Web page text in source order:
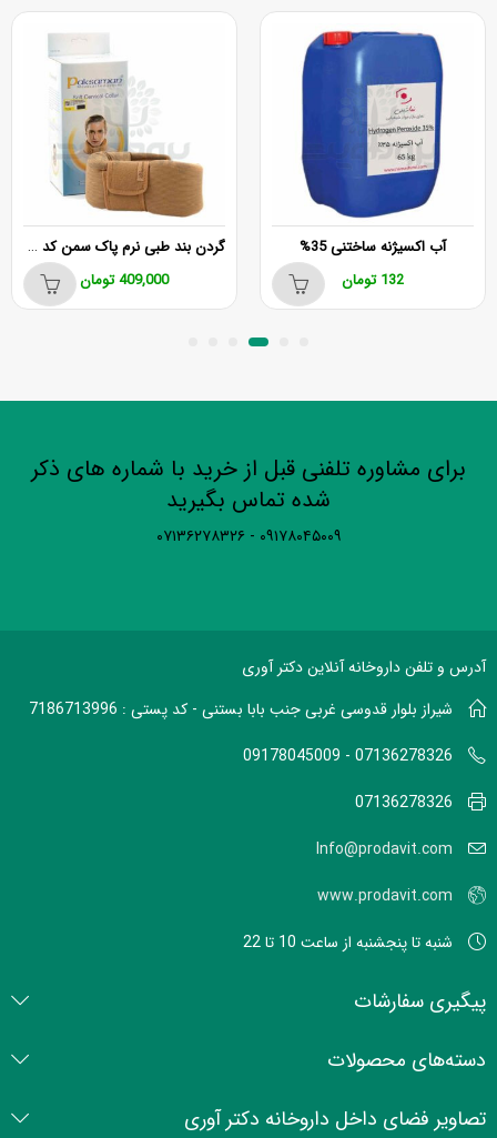
آب اکسیژنه ساختنی 35%
132 تومان
گردن بند طبی نرم پاک سمن کد 040
409,000تومان
برای مشاوره تلفنی قبل از خرید با شماره های ذکر
شده تماس بگیرید
۰۹۱۷۸۰۴۵۰۰۹ - ۰۷۱۳۶۲۷۸۳۲۶
آدرس و تلفن داروخانه آنلاین دکتر آوری
شیراز بلوار قدوسی غربی جنب بابا بستنی - کد پستی : 7186713996
07136278326 - 09178045009
07136278326
Info@prodavit.com
www.prodavit.com
شنبه تا پنجشنبه از ساعت 10 تا 22
پیگیری سفارشات
دسته‌های محصولات
تصاویر فضای داخل داروخانه دکتر آوری